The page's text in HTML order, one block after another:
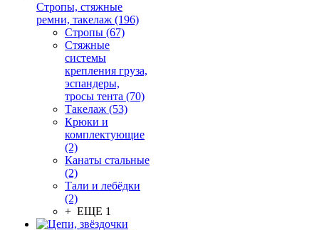
Стропы, стяжные
ремни, такелаж (196)
Стропы (67)
Стяжные
системы
крепления груза,
эспандеры,
тросы тента (70)
Такелаж (53)
Крюки и
комплектующие
(2)
Канаты стальные
(2)
Тали и лебёдки
(2)
+ ЕЩЕ 1